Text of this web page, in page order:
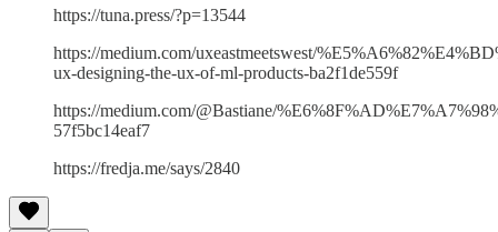
https://tuna.press/?p=13544
https://medium.com/uxeastmeetswest/
ux-designing-the-ux-of-ml-products-ba2f1de559f
https://medium.com/@Bastiane/
57f5bc14eaf7
https://fredja.me/says/2840